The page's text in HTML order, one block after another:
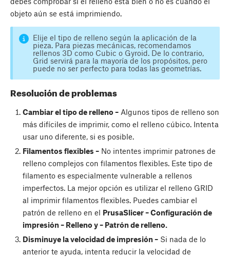
objeto aún se está imprimiendo.
Elije el tipo de relleno según la aplicación de la
pieza. Para piezas mecánicas, recomendamos
rellenos 3D como Cubic o Gyroid. De lo contrario,
Grid servirá para la mayoría de los propósitos, pero
puede no ser perfecto para todas las geometrías.
Resolución de problemas
Cambiar el tipo de relleno –Algunos tipos de relleno son
más difíciles de imprimir, como el relleno cúbico. Intenta
usar uno diferente, si es posible.
Filamentos flexibles –No intentes imprimir patrones de
relleno complejos con filamentos flexibles. Este tipo de
filamento es especialmente vulnerable a rellenos
imperfectos. La mejor opción es utilizar el relleno GRID
al imprimir filamentos flexibles. Puedes cambiar el
patrón de relleno en el PrusaSlicer – Configuración de
impresión – Relleno y – Patrón de relleno.
Disminuye la velocidad de impresión –Si nada de lo
anterior te ayuda, intenta reducir la velocidad de